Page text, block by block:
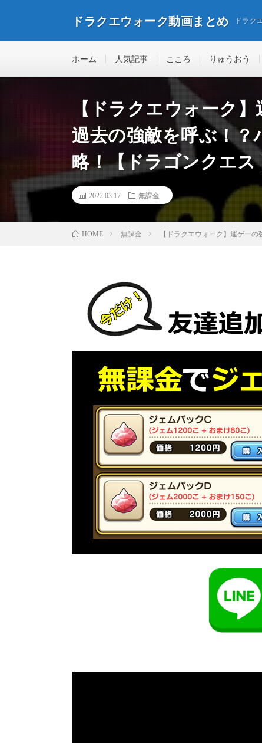
ドラクエウォーク動画まとめ ドラク
ホーム 人気記事 こころ りゅうおう
【ドラクエウォーク
過去の強敵を呼ぶ！
略！【ドラゴンクエス
2022.03.17 無課金
HOME 無課金 【ドラクエウォーク】運ゲー